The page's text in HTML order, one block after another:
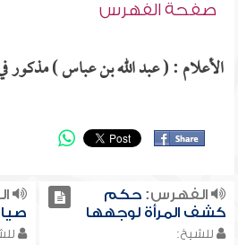
صفحة الفهرس
الأعلام : ( عبد الله بن عباس ) مذكور في
الفهرس:حكم
كشف المرأة لوجهها
للشيخ: